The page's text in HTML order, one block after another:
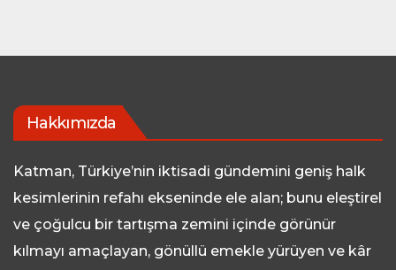
Hakkımızda
Katman, Türkiye’nin iktisadi gündemini geniş halk
kesimlerinin refahı ekseninde ele alan; bunu eleştirel
ve çoğulcu bir tartışma zemini içinde görünür
kılmayı amaçlayan, gönüllü emekle yürüyen ve kâr